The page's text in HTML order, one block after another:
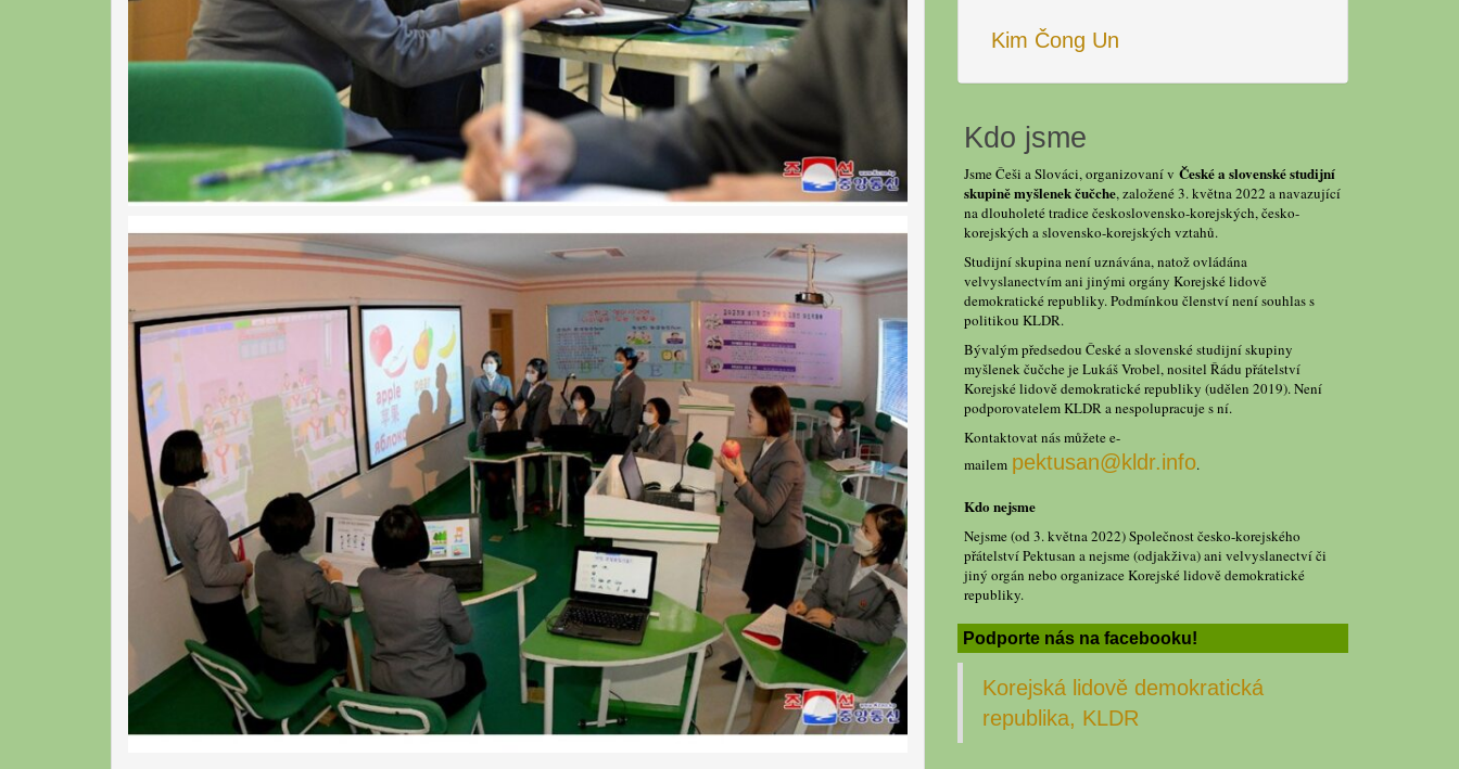
Kim Čong Un
Kdo jsme
Jsme Češi a Slováci, organizovaní v České a slovenské studijní
skupině myšlenek čučche, založené 3. května 2022 a navazující
na dlouholeté tradice československo-korejských, česko-
korejských a slovensko-korejských vztahů.
Studijní skupina není uznávána, natož ovládána
velvyslanectvím ani jinými orgány Korejské lidově
demokratické republiky. Podmínkou členství není souhlas s
politikou KLDR.
Bývalým předsedou České a slovenské studijní skupiny
myšlenek čučche je Lukáš Vrobel, nositel Řádu přátelství
Korejské lidově demokratické republiky (udělen 2019). Není
podporovatelem KLDR a nespolupracuje s ní.
Kontaktovat nás můžete e-
mailem pektusan@kldr.info.
Kdo nejsme
Nejsme (od 3. května 2022) Společnost česko-korejského
přátelství Pektusan a nejsme (odjakživa) ani velvyslanectví či
jiný orgán nebo organizace Korejské lidově demokratické
republiky.
Podporte nás na facebooku!
Korejská lidově demokratická
republika, KLDR